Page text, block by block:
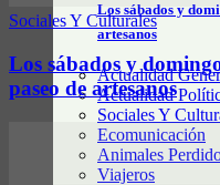
Los sábados y
artesanos
Actualidad
Actualidad
Sociales Y
Ecomunicación
Animales
Viajeros
Sociales Y Culturales
Los sábados y
paseo de artesanos